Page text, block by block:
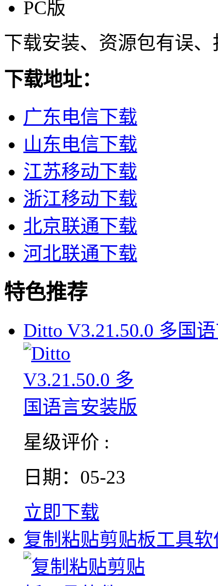
PC版
下载安装、资源包有误
下载地址：
广东电信下载
山东电信下载
江苏移动下载
浙江移动下载
北京联通下载
河北联通下载
特色推荐
Ditto V3.21.50.0 多国
星级评价 :
日期：05-23
立即下载
复制粘贴剪贴板工具软